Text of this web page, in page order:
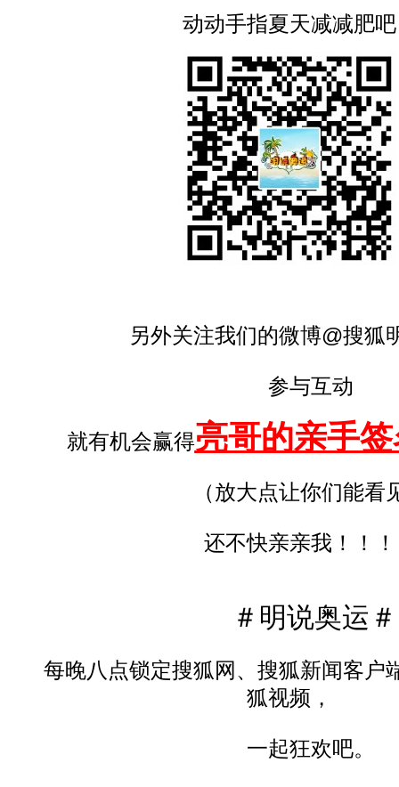
动动手指夏天减减肥吧
另外关注我们的微博@搜狐
参与互动
就有机会赢得亮哥的亲手
（放大点让你们能看
还不快亲亲我！！！
＃明说奥运＃
每晚八点锁定搜狐网、搜狐新闻客户
狐视频，
一起狂欢吧。